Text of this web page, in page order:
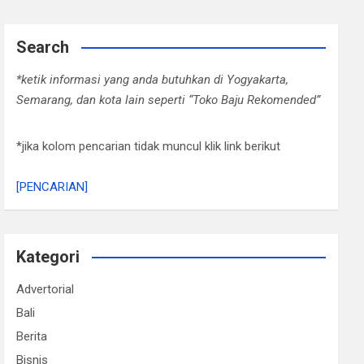
Search
*ketik informasi yang anda butuhkan di Yogyakarta,
Semarang, dan kota lain seperti “Toko Baju Rekomended”
*jika kolom pencarian tidak muncul klik link berikut
[PENCARIAN]
Kategori
Advertorial
Bali
Berita
Bisnis